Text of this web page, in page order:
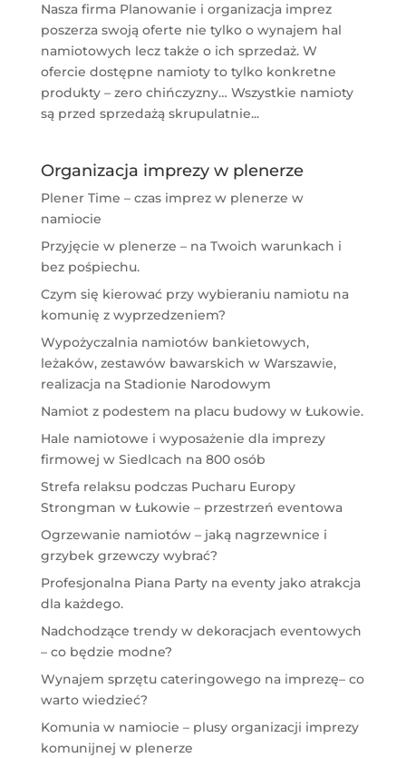
Nasza firma Planowanie i organizacja imprez
poszerza swoją oferte nie tylko o wynajem hal
namiotowych lecz także o ich sprzedaż. W
ofercie dostępne namioty to tylko konkretne
produkty – zero chińczyzny… Wszystkie namioty
są przed sprzedażą skrupulatnie...
Organizacja imprezy w plenerze
Plener Time – czas imprez w plenerze w
namiocie
Przyjęcie w plenerze – na Twoich warunkach i
bez pośpiechu.
Czym się kierować przy wybieraniu namiotu na
komunię z wyprzedzeniem?
Wypożyczalnia namiotów bankietowych,
leżaków, zestawów bawarskich w Warszawie,
realizacja na Stadionie Narodowym
Namiot z podestem na placu budowy w Łukowie.
Hale namiotowe i wyposażenie dla imprezy
firmowej w Siedlcach na 800 osób
Strefa relaksu podczas Pucharu Europy
Strongman w Łukowie – przestrzeń eventowa
Ogrzewanie namiotów – jaką nagrzewnice i
grzybek grzewczy wybrać?
Profesjonalna Piana Party na eventy jako atrakcja
dla każdego.
Nadchodzące trendy w dekoracjach eventowych
– co będzie modne?
Wynajem sprzętu cateringowego na imprezę– co
warto wiedzieć?
Komunia w namiocie – plusy organizacji imprezy
komunijnej w plenerze